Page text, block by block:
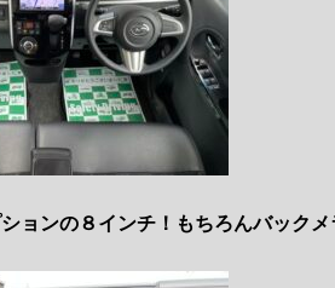
ョンの８インチ！もちろんバックメ